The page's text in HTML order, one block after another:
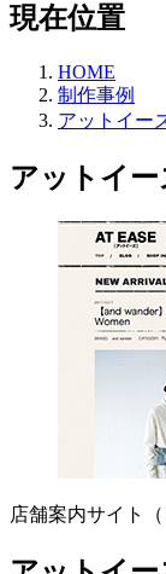
現在位置
HOME
制作事例
アットイー
アットイー
店舗案内サイト